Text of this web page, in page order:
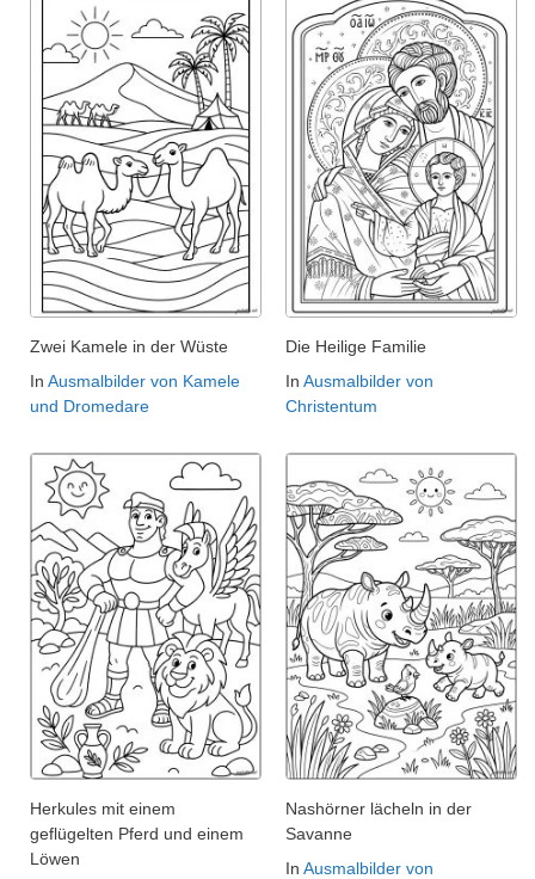
Zwei Kamele in der Wüste
In Ausmalbilder von Kamele
und Dromedare
Die Heilige Familie
In Ausmalbilder von
Christentum
Herkules mit einem
geflügelten Pferd und einem
Löwen
Nashörner lächeln in der
Savanne
In Ausmalbilder von